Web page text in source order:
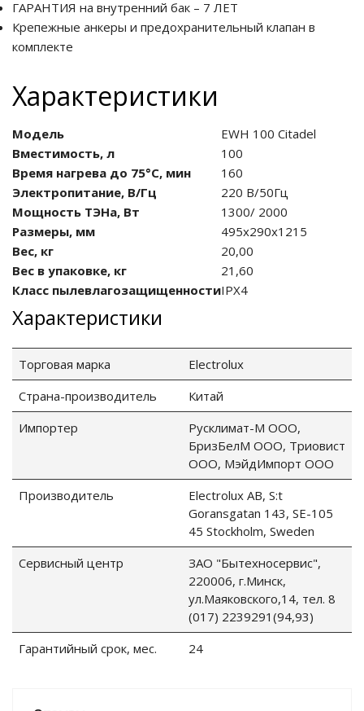
ГАРАНТИЯ на внутренний бак – 7 ЛЕТ
Крепежные анкеры и предохранительный клапан в
комплекте
Характеристики
Модель
EWH 100 Citadel
Вместимость, л
100
Время нагрева до 75°С, мин
160
Электропитание, В/Гц
220 В/50Гц
Мощность ТЭНа, Вт
1300/ 2000
Размеры, мм
495x290x1215
Вес, кг
20,00
Вес в упаковке, кг
21,60
Класс пылевлаго­защищенностиIPX4
Характеристики
Торговая марка
Electrolux
Страна-производитель
Китай
Импортер
Русклимат-М ООО,
БризБелМ ООО, Триовист
ООО, МэйдИмпорт ООО
Производитель
Electrolux AB, S:t
Goransgatan 143, SE-105
45 Stockholm, Sweden
Сервисный центр
ЗАО "Бытехносервис",
220006, г.Минск,
ул.Маяковского,14, тел. 8
(017) 2239291(94,93)
Гарантийный срок, мес.
24